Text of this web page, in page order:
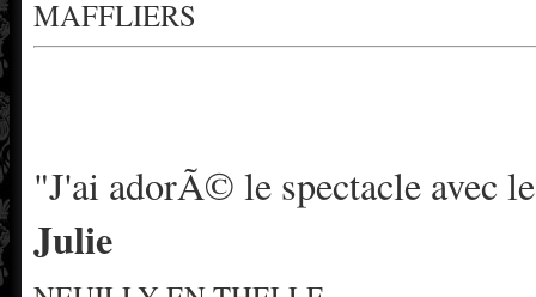
MAFFLIERS
"J'ai adorÃ© le spectacle avec
Julie